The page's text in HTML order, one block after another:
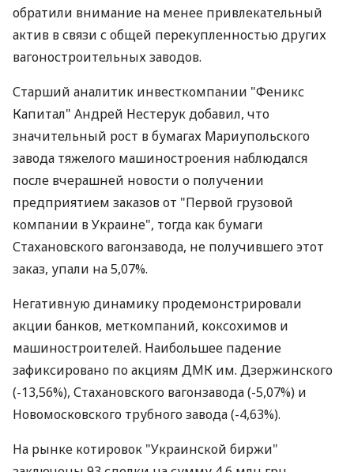
обратили внимание на менее привлекательный
актив в связи с общей перекупленностью других
вагоностроительных заводов.
Старший аналитик инвесткомпании "Феникс
Капитал" Андрей Нестерук добавил, что
значительный рост в бумагах Мариупольского
завода тяжелого машиностроения наблюдался
после вчерашней новости о получении
предприятием заказов от "Первой грузовой
компании в Украине", тогда как бумаги
Стахановского вагонзавода, не получившего этот
заказ, упали на 5,07%.
Негативную динамику продемонстрировали
акции банков, меткомпаний, коксохимов и
машиностроителей. Наибольшее падение
зафиксировано по акциям ДМК им. Дзержинского
(-13,56%), Стахановского вагонзавода (-5,07%) и
Новомосковского трубного завода (-4,63%).
На рынке котировок "Украинской биржи"